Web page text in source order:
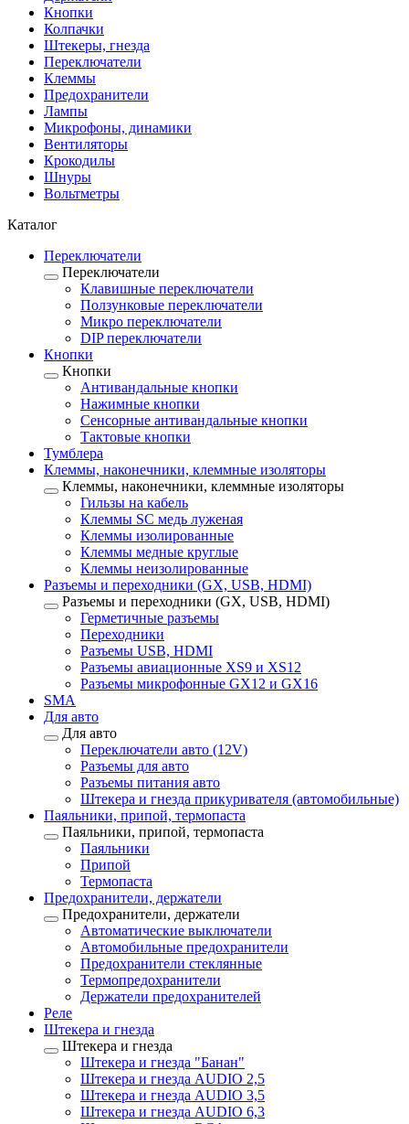
Кнопки
Колпачки
Штекеры, гнезда
Переключатели
Клеммы
Предохранители
Лампы
Микрофоны, динамики
Вентиляторы
Крокодилы
Шнуры
Вольтметры
Каталог
Переключатели
Переключатели
Клавишные переключатели
Ползунковые переключатели
Микро переключатели
DIP переключатели
Кнопки
Кнопки
Антивандальные кнопки
Нажимные кнопки
Сенсорные антивандальные кнопки
Тактовые кнопки
Тумблера
Клеммы, наконечники, клеммные изоляторы
Клеммы, наконечники, клеммные изоляторы
Гильзы на кабель
Клеммы SC медь луженая
Клеммы изолированные
Клеммы медные круглые
Клеммы неизолированные
Разъемы и переходники (GX, USB, HDMI)
Разъемы и переходники (GX, USB, HDMI)
Герметичные разъемы
Переходники
Разъемы USB, HDMI
Разъемы авиационные XS9 и XS12
Разъемы микрофонные GX12 и GX16
SMA
Для авто
Для авто
Переключатели авто (12V)
Разъемы для авто
Разъемы питания авто
Штекера и гнезда прикуривателя (автомобильные)
Паяльники, припой, термопаста
Паяльники, припой, термопаста
Паяльники
Припой
Термопаста
Предохранители, держатели
Предохранители, держатели
Автоматические выключатели
Автомобильные предохранители
Предохранители стеклянные
Термопредохранители
Держатели предохранителей
Реле
Штекера и гнезда
Штекера и гнезда
Штекера и гнезда "Банан"
Штекера и гнезда AUDIO 2,5
Штекера и гнезда AUDIO 3,5
Штекера и гнезда AUDIO 6,3